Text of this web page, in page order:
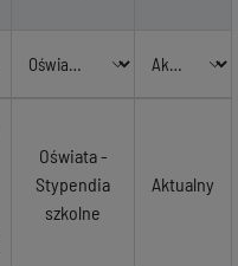
Oświata -
Stypendia
szkolne
Aktualny